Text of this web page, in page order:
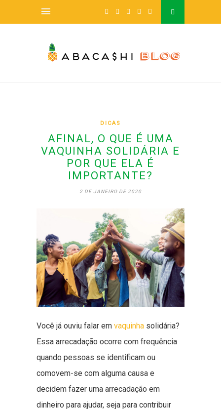
DICAS
AFINAL, O QUE É UMA
VAQUINHA SOLIDÁRIA E
POR QUE ELA É
IMPORTANTE?
2 DE JANEIRO DE 2020
Você já ouviu falar em vaquinha solidária?
Essa arrecadação ocorre com frequência
quando pessoas se identificam ou
comovem-se com alguma causa e
decidem fazer uma arrecadação em
dinheiro para ajudar, seja para contribuir